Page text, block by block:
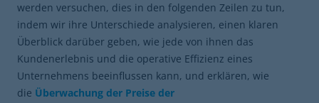
werden versuchen, dies in den folgenden Zeilen zu tun,
indem wir ihre Unterschiede analysieren, einen klaren
Überblick darüber geben, wie jede von ihnen das
Kundenerlebnis und die operative Effizienz eines
Unternehmens beeinflussen kann, und erklären, wie
die Überwachung der Preise der